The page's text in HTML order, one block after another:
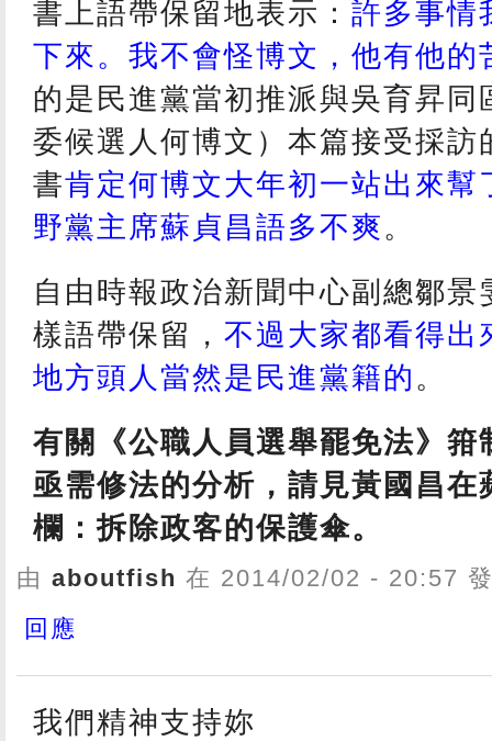
書上語帶保留地表示： 許多事情
下來。我不會怪博文，他有他的
的是民進黨當初推派與吳育昇同
委候選人何博文）本篇接受採訪
書肯定何博文大年初一站出來幫
野黨主席蘇貞昌語多不爽。
自由時報政治新聞中心副總鄒景
樣語帶保留， 不過大家都看得出
地方頭人當然是民進黨籍的 。
有關《公職人員選舉罷免法》箝
亟需修法的分析，請見黃國昌在
欄：拆除政客的保護傘。
由 aboutfish 在 2014/02/02 - 20:57
回應
我們精神支持妳